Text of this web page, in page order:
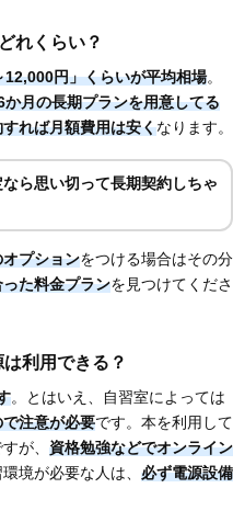
れくらい？
円」くらいが平均相場。
か月の長期プランを用意してる
れば月額費用は安くなります。
ら思い切って長期契約しちゃ
プションをつける場合はその分
た料金プランを見つけてくださ
利用できる？
。とはいえ、自習室によっては
注意が必要です。本を利用して
が、 資格勉強などでオンライン
境が必要な人は、 必ず電源設備